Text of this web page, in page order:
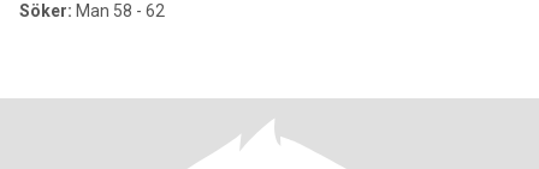
Söker: Man 58 - 62